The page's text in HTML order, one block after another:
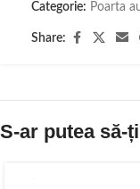
Categorie: Poarta
Share:
S-ar putea să-